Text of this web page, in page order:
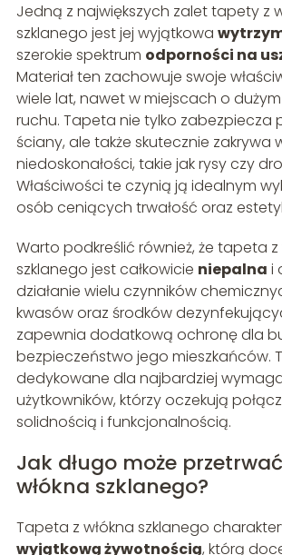
Jedną z największych zalet tapety z
szklanego jest jej wyjątkowa
szerokie spektrum odporności na
Materiał ten zachowuje swoje
wiele lat, nawet w miejscach o
ruchu. Tapeta nie tylko zabezpiecza
ściany, ale także skutecznie zakrywa
niedoskonałości, takie jak rysy czy
Właściwości te czynią ją idealnym
osób ceniących trwałość oraz
Warto podkreślić również, że tapeta z
szklanego jest całkowicie niepalna i
działanie wielu czynników
kwasów oraz środków
zapewnia dodatkową ochronę dla
bezpieczeństwo jego mieszkańców.
dedykowane dla najbardziej
użytkowników, którzy oczekują
solidnością i funkcjonalnością.
Jak długo może
włókna szklanego?
Tapeta z włókna szklanego
wyjątkową żywotnością, którą